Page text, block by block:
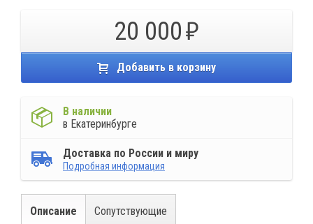
20 000
Добавить в корзину
В наличии
в Екатеринбурге
Доставка по России и миру
Подробная информация
Описание Сопутствующие